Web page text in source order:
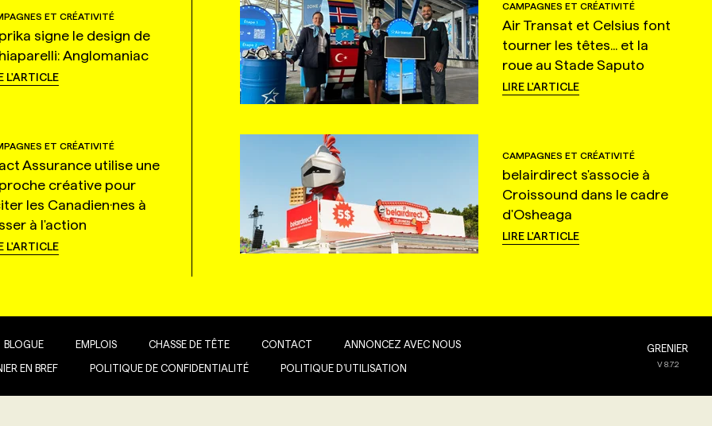
ET CRÉATIVITÉ
signe le design de
Anglomaniac
L'ARTICLE
CAMPAGNES ET CRÉATIVITÉ
Air Transat et Celsius font
tourner les têtes... et la
roue au Stade Saputo
LIRE L'ARTICLE
ET CRÉATIVITÉ
Assurance utilise une
créative pour
les Canadien·nes à
à l'action
L'ARTICLE
CAMPAGNES ET CRÉATIVITÉ
belairdirect s'associe à
Croissound dans le cadre
d'Osheaga
LIRE L'ARTICLE
BLOGUE EMPLOIS CHASSE DE TÊTE CONTACT ANNONCEZ AVEC NOUS
EN BREF POLITIQUE DE CONFIDENTIALITÉ POLITIQUE D’UTILISATION
GRENIER
V8.7.2